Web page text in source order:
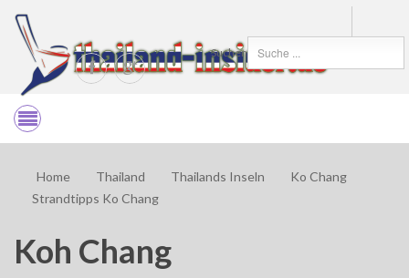
Suchen
Home Thailand Thailands Inseln
Ko Chang
Strandtipps Ko Chang
Koh Chang